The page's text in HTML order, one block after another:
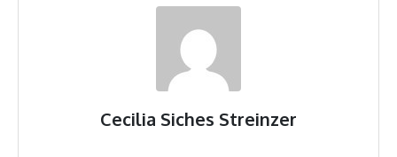
Cecilia Siches Streinzer